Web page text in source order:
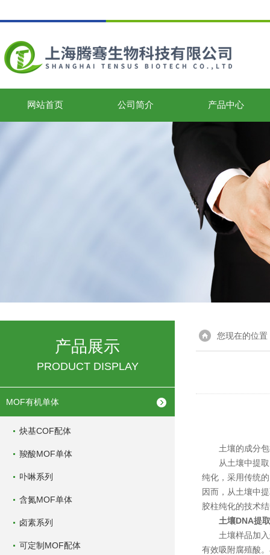
网站首页 公司简介 产品中心
产品展示
PRODUCT DISPLAY
MOF有机单体
炔基COF配体
羧酸MOF单体
卟啉系列
含氮MOF单体
卤素系列
可定制MOF配体
您现在的位置
土壤的成分包
从土壤中提取的
纯化，采用传统
因而，从土壤中
胶柱纯化的技术
土壤DNA提
土壤样品加入
有效吸附腐殖酸